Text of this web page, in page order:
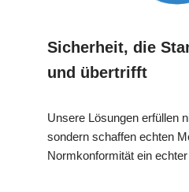
Sicherheit, die
und übertrifft
Unsere Lösungen erfüllen
sondern schaffen echten
Normkonformität ein